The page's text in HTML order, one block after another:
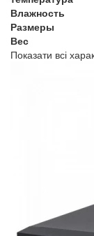
Влажность
Размеры
Вес
Показати всі